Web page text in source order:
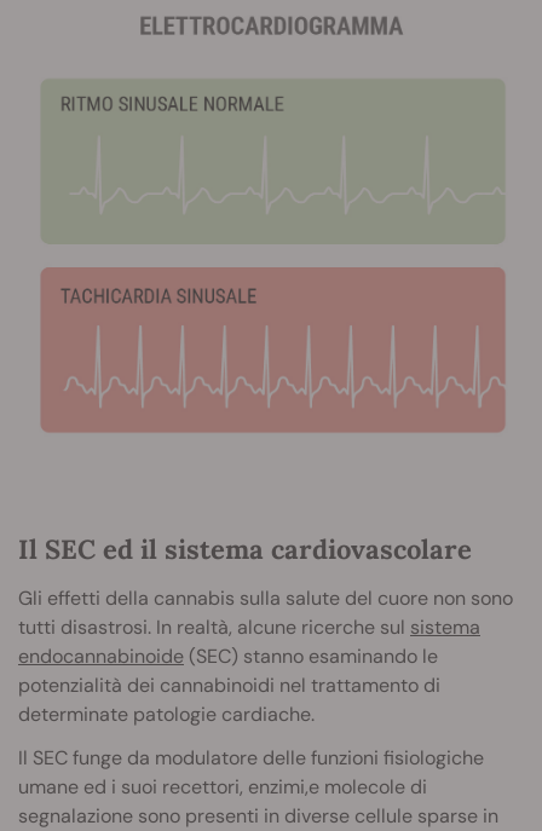
Il SEC ed il sistema cardiovascolare
Gli effetti della cannabis sulla salute del cuore non sono
tutti disastrosi. In realtà, alcune ricerche sul sistema
endocannabinoide (SEC) stanno esaminando le
potenzialità dei cannabinoidi nel trattamento di
determinate patologie cardiache.
Il SEC funge da modulatore delle funzioni fisiologiche
umane ed i suoi recettori, enzimi,e molecole di
segnalazione sono presenti in diverse cellule sparse in